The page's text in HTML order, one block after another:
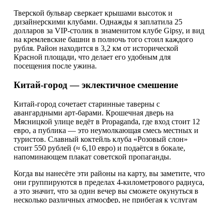
Тверской бульвар сверкает крышами высоток и
дизайнерскими клубами. Однажды я заплатила 25
долларов за VIP-столик в знаменитом клубе Gipsy, и вид
на кремлевские башни в полночь того стоил каждого
рубля. Район находится в 3,2 км от исторической
Красной площади, что делает его удобным для
посещения после ужина.
Китай-город — эклектичное смешение
Китай-город сочетает старинные таверны с
авангардными арт-барами. Крошечная дверь на
Мясницкой улице ведёт в Propaganda, где вход стоит 12
евро, а публика — это неумолкающая смесь местных и
туристов. Славный коктейль клуба «Розовый слон»
стоит 550 рублей (≈ 6,10 евро) и подаётся в бокале,
напоминающем плакат советской пропаганды.
Когда вы нанесёте эти районы на карту, вы заметите, что
они группируются в пределах 4-километрового радиуса,
а это значит, что за один вечер вы сможете окунуться в
несколько различных атмосфер, не прибегая к услугам